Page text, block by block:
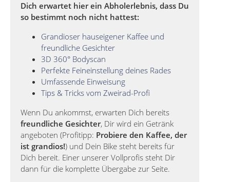
Dich erwartet hier ein Abholerlebnis, dass Du
so bestimmt noch nicht hattest:
Grandioser hauseigener Kaffee und
freundliche Gesichter
3D 360° Bodyscan
Perfekte Feineinstellung deines Rades
Umfassende Einweisung
Tips & Tricks vom Zweirad-Profi
Wenn Du ankommst, erwarten Dich bereits
freundliche Gesichter, Dir wird ein Getränk
angeboten (Profitipp: Probiere den Kaffee, der
ist grandios!) und Dein Bike steht bereits für
Dich bereit. Einer unserer Vollprofis steht Dir
dann für die komplette Übergabe zur Seite.